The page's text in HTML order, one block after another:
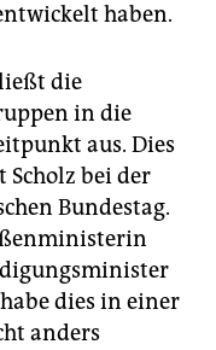
haben.
die
in die
aus. Dies
Scholz bei der
Bundestag.
dies in einer
anders